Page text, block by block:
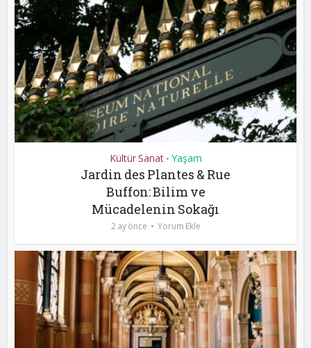
Kültür Sanat • Yaşam
Jardin des Plantes & Rue
Buffon: Bilim ve
Mücadelenin Sokağı
2 ay önce Yorum Ekle